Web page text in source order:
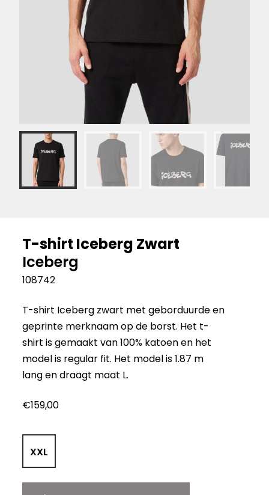
T-shirt Iceberg Zwart
Iceberg
108742
T-shirt Iceberg zwart met geborduurde en
geprinte merknaam op de borst. Het t-
shirt is gemaakt van 100% katoen en het
model is regular fit. Het model is 1.87 m
lang en draagt ​​maat L.
€159,00
XXL